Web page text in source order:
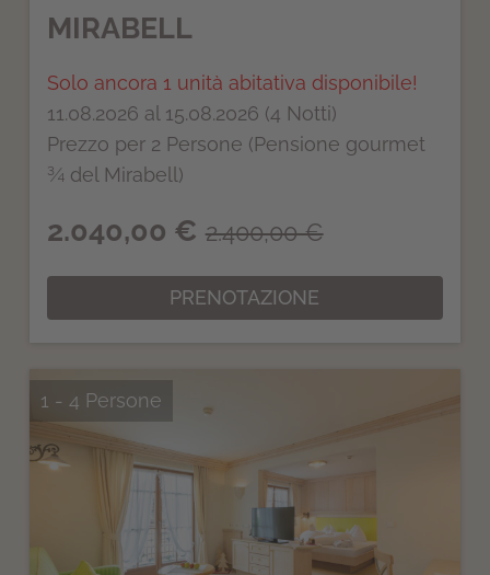
MIRABELL
Solo ancora 1 unità abitativa disponibile!
11.08.2026 al 15.08.2026 (4 Notti)
Prezzo per 2 Persone (Pensione gourmet
¾ del Mirabell)
2.040,00 € 2.400,00 €
PRENOTAZIONE
1 - 4 Persone